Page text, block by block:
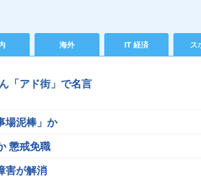
海外 IT 経済 ス
「アド街」で名言
場泥棒」か
懲戒免職
害が解消